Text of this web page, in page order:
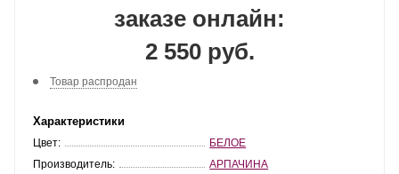
заказе онлайн:
2 550 руб.
Товар распродан
Характеристики
Цвет:
БЕЛОЕ
Производитель:
АРПАЧИНА